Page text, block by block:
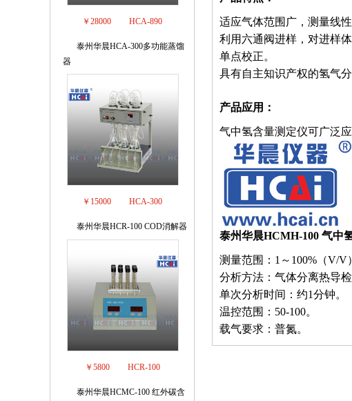
￥28000 HCA-890
泰州华晨HCA-300多功能蒸馏
器
￥15000 HCA-300
泰州华晨HCR-100 COD消解器
￥5800 HCR-100
泰州华晨HCMC-100 红外碳含
适应气体范围广，测量线
利用六通阀进样，对进样
单点校正。
具有自主知识产权的氢气分
产品应用：
气中氢含量测定仪可广泛
泰州华晨HCMH-100 气中
测量范围：1～100%（V/V）
分析方法：气体分离热导检
单次分析时间：约1分钟。
温控范围：50-100。
载气要求：普氮。